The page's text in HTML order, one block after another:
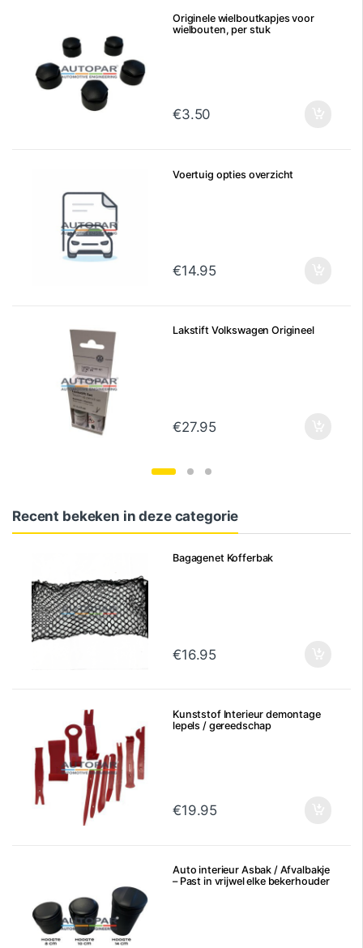
Originele wielboutkapjes voor
wielbouten, per stuk
€3.50
Voertuig opties overzicht
€14.95
Lakstift Volkswagen Origineel
€27.95
Recent bekeken in deze categorie
Bagagenet Kofferbak
€16.95
Kunststof Interieur demontage
lepels / gereedschap
€19.95
Auto interieur Asbak / Afvalbakje
– Past in vrijwel elke bekerhouder